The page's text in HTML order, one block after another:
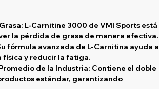
L-Carnitine 3000 de VMI Sports está
la pérdida de grasa de manera efectiva.
fórmula avanzada de L-Carnitina ayuda a
física y reducir la fatiga.
de la Industria: Contiene el doble
estándar, garantizando